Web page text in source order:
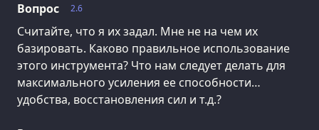
2.6
Вопрос
Считайте, что я их задал. Мне не на чем их
базировать. Каково правильное использование
этого инструмента? Что нам следует делать для
максимального усиления ее способности…
удобства, восстановления сил и т.д.?